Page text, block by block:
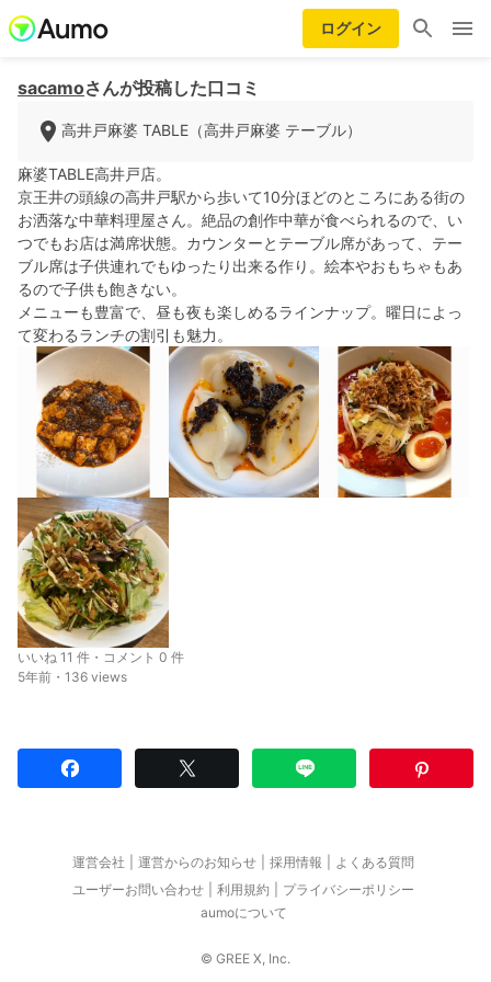
ログイン
sacamoさんが投稿した口コミ
高井戸麻婆 TABLE（高井戸麻婆 テーブル）
麻婆TABLE高井戸店。
京王井の頭線の高井戸駅から歩いて10分ほどのところにある街の
お洒落な中華料理屋さん。絶品の創作中華が食べられるので、い
つでもお店は満席状態。カウンターとテーブル席があって、テー
ブル席は子供連れでもゆったり出来る作り。絵本やおもちゃもあ
るので子供も飽きない。
メニューも豊富で、昼も夜も楽しめるラインナップ。曜日によっ
て変わるランチの割引も魅力。
いいね 11 件・コメント 0 件
5年前・136 views
運営会社 運営からのお知らせ 採用情報
よくある質問
ユーザーお問い合わせ
利用規約
プライバシーポリシー
aumoについて
© GREE X, Inc.